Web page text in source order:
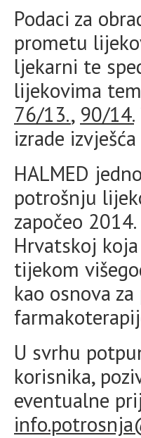
Podaci za
prometu
ljekarni te
lijekovima
76/13., 90/14.
izrade
HALMED
potrošnju
započeo
Hrvatskoj
tijekom
kao osnova
U svrhu
korisnika,
eventualne